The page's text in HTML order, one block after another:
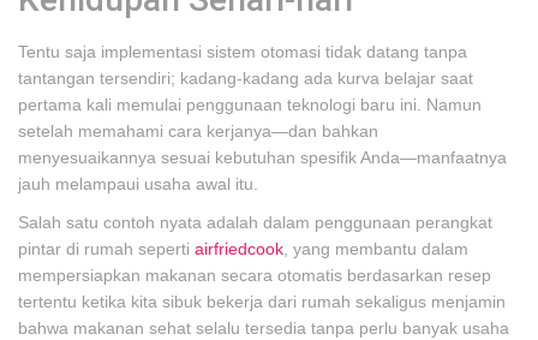
Tentu saja implementasi sistem otomasi tidak datang tanpa
tantangan tersendiri; kadang-kadang ada kurva belajar saat
pertama kali memulai penggunaan teknologi baru ini. Namun
setelah memahami cara kerjanya—dan bahkan
menyesuaikannya sesuai kebutuhan spesifik Anda—manfaatnya
jauh melampaui usaha awal itu.
Salah satu contoh nyata adalah dalam penggunaan perangkat
pintar di rumah seperti airfriedcook , yang membantu dalam
mempersiapkan makanan secara otomatis berdasarkan resep
tertentu ketika kita sibuk bekerja dari rumah sekaligus menjamin
bahwa makanan sehat selalu tersedia tanpa perlu banyak usaha